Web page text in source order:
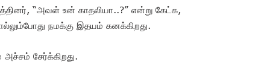
“அவள் உன் காதலியா..?” என்று கேட்க,
நமக்கு இதயம் கனக்கிறது.
அச்சம் சேர்க்கிறது.